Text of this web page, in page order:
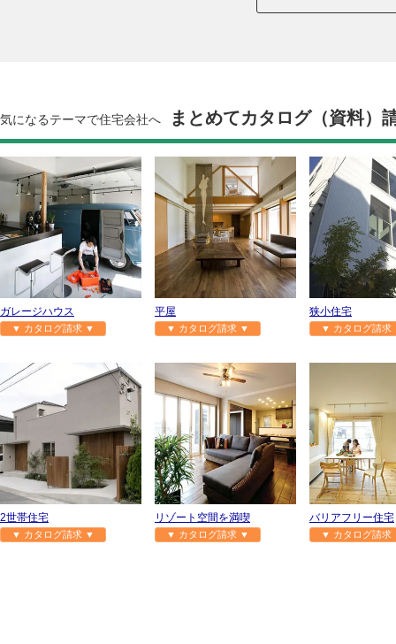
気になるテーマで住宅会社へ まとめてカタログ（資料）
ガレージハウス
▼ カタログ請求 ▼
平屋
▼ カタログ請求 ▼
狭小住宅
▼ カタログ請
2世帯住宅
▼ カタログ請求 ▼
リゾート空間を満喫
▼ カタログ請求 ▼
バリアフリー住宅
▼ カタログ請